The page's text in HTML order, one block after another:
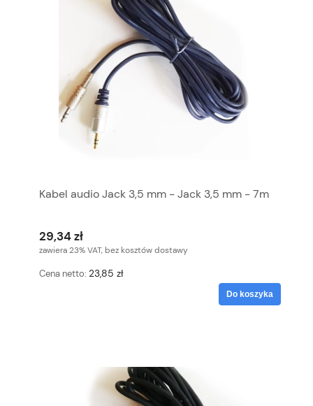
Kabel audio Jack 3,5 mm - Jack 3,5 mm - 7m
29,34 zł
zawiera 23% VAT, bez kosztów dostawy
Cena netto: 23,85 zł
Do koszyka